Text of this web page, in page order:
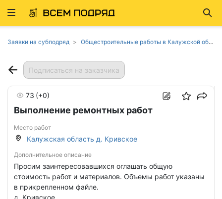
Развернуть
Заявки на субподряд Общестроительные работы в Калужской области
Подписаться на заказчика
Выполнение ремонтных работ
73 (+0)
Место работ
Калужская область д. Кривское
Дополнительное описание
Просим заинтересовавшихся оглашать общую
стоимость работ и материалов. Объемы работ указаны
в прикрепленном файле.
д. Кривское